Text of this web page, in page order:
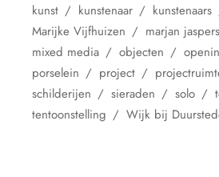
kunst
kunstenaar kunstenaars
Marijke Vijfhuizen
marjan jaspers
mixed media
objecten
porselein
project
schilderijen
sieraden solo
tentoonstelling
Wijk bij